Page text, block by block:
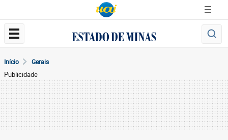
Início Gerais
Publicidade